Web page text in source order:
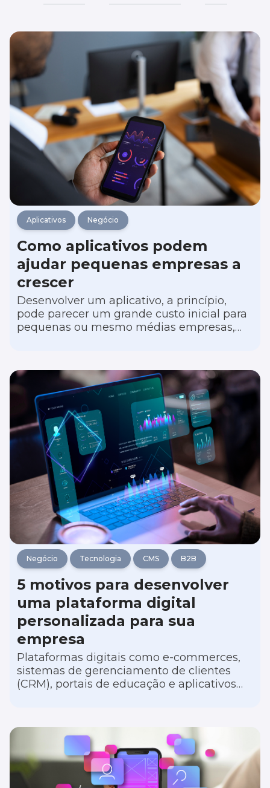
Aplicativos Negócio
Como aplicativos podem
ajudar pequenas empresas a
crescer
Desenvolver um aplicativo, a princípio,
pode parecer um grande custo inicial para
pequenas ou mesmo médias empresas,
competitividade do negócio. Em um
mercado cada vez mais digital, pequenas
empresas estão descobrindo que
aplicativos móveis personalizados
oferecem vantagens substanciais, desde
aumentar a visibilidade da marca até
melhorar o engajamento com os clientes.
Negócio Tecnologia CMS B2B
5 motivos para desenvolver
uma plataforma digital
personalizada para sua
empresa
Plataformas digitais como e-commerces,
sistemas de gerenciamento de clientes
(CRM), portais de educação e aplicativos
oferecendo vantagens substanciais sobre a
concorrência.